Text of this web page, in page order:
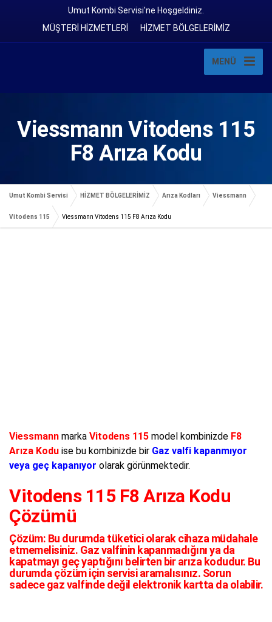
Umut Kombi Servisi'ne Hoşgeldiniz.
MÜŞTERİ HİZMETLERİ
HİZMET BÖLGELERİMİZ
MENÜ
Viessmann Vitodens 115
F8 Arıza Kodu
Umut Kombi Servisi HİZMET BÖLGELERİMİZ Arıza Kodları Viessmann
Vitodens 115 Viessmann Vitodens 115 F8 Arıza Kodu
Viessmann marka Vitodens 115 model kombinizde F8
Arıza Kodu ise bu kombinizde bir Gaz valfi kapanmıyor
veya geç kapanıyor olarak görünmektedir.
Vitodens 115 F8 Arıza Kodu
Çözümü
Çözüm: Bu durumda tüketici olarak cihaza müdahale
etmemelisiniz. Gaz valfinin kapanmadığını ya da
kapatmayı geç yaptığını belirten bir arıza kodudur. Bu
durumda çözüm için servisi aramalısınız. Sorun
sadece gaz valfinde değil elektronik kartta da olabilir.